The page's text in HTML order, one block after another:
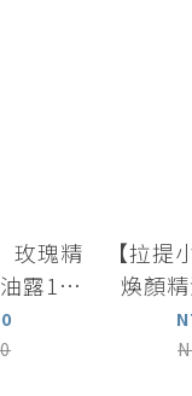
玫瑰精
露15
【拉提
煥顏
+矽